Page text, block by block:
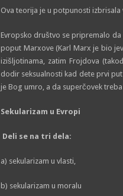
Ova teorija je u potpunosti
Evropsko društvo se pripremalo
poput Marxove (Karl Marx je bio
izišljotinama, zatim Frojdova
dodir seksualnosti kad dete prvi
je Bog umro, a da superčovek
Sekularizam u Evropi
Deli se na tri dela:
a) sekularizam u vlasti,
b) sekularizam u moralu